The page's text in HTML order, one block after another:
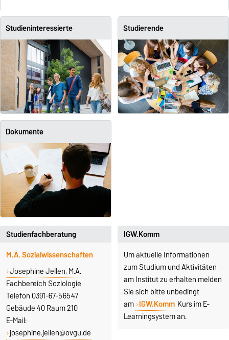
Studieninteressierte Studierende
Dokumente
Studienfachberatung
M.A. Sozialwissenschaften
Josephine Jellen, M.A.
Fachbereich Soziologie
Telefon 0391-67-56547
Gebäude 40 Raum 210
E-Mail:
josephine.jellen@ovgu.de
IGW.Komm
Um aktuelle Informationen
zum Studium und Aktivitäten
am Institut zu erhalten melden
Sie sich bitte unbedingt
am IGW.Komm Kurs im E-
Learningsystem an.